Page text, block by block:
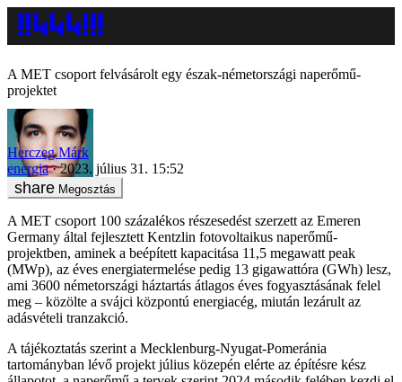
A MET csoport felvásárolt egy észak-németországi naperőmű-
projektet
Herczeg Márk
energia
2023. július 31. 15:52
Megosztás
A MET csoport 100 százalékos részesedést szerzett az Emeren
Germany által fejlesztett Kentzlin fotovoltaikus naperőmű-
projektben, aminek a beépített kapacitása 11,5 megawatt peak
(MWp), az éves energiatermelése pedig 13 gigawattóra (GWh) lesz,
ami 3600 németországi háztartás átlagos éves fogyasztásának felel
meg – közölte a svájci központú energiacég, miután lezárult az
adásvételi tranzakció.
A tájékoztatás szerint a Mecklenburg-Nyugat-Pomeránia
tartományban lévő projekt július közepén elérte az építésre kész